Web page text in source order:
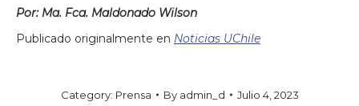
Por: Ma. Fca. Maldonado Wilson
Publicado originalmente en Noticias UChile
Category: Prensa By admin_d
Julio 4, 2023